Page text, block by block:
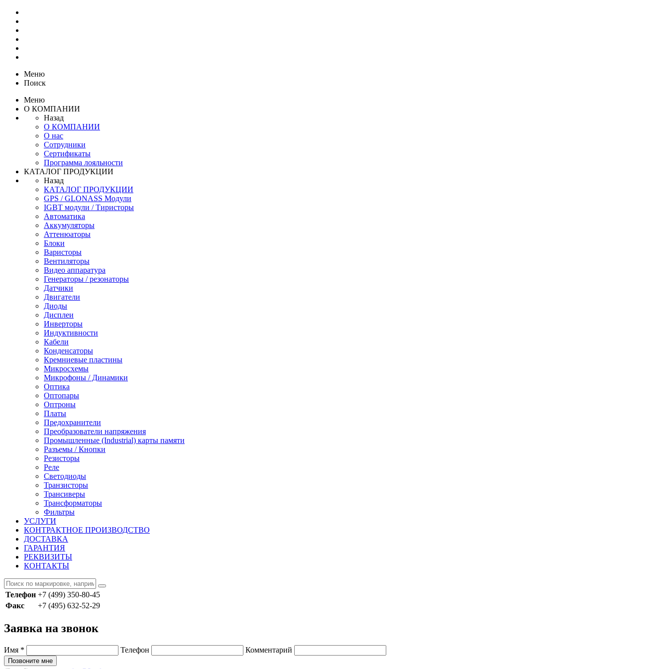
Меню
Поиск
Меню
О КОМПАНИИ
Назад
О КОМПАНИИ
О нас
Сотрудники
Сертификаты
Программа лояльности
КАТАЛОГ ПРОДУКЦИИ
Назад
КАТАЛОГ ПРОДУКЦИИ
GPS / GLONASS Модули
IGBT модули / Тиристоры
Автоматика
Аккумуляторы
Аттенюаторы
Блоки
Варисторы
Вентиляторы
Видео аппаратура
Генераторы / резонаторы
Датчики
Двигатели
Диоды
Дисплеи
Инверторы
Индуктивности
Кабели
Конденсаторы
Кремниевые пластины
Микросхемы
Микрофоны / Динамики
Оптика
Оптопары
Оптроны
Платы
Предохранители
Преобразователи напряжения
Промышленные (Industrial) карты памяти
Разъемы / Кнопки
Резисторы
Реле
Светодиоды
Транзисторы
Трансиверы
Трансформаторы
Фильтры
УСЛУГИ
КОНТРАКТНОЕ ПРОИЗВОДСТВО
ДОСТАВКА
ГАРАНТИЯ
РЕКВИЗИТЫ
КОНТАКТЫ
Телефон +7 (499) 350-80-45
Факс
+7 (495) 632-52-29
Заявка на звонок
Имя * Телефон Комментарий
Позвоните мне